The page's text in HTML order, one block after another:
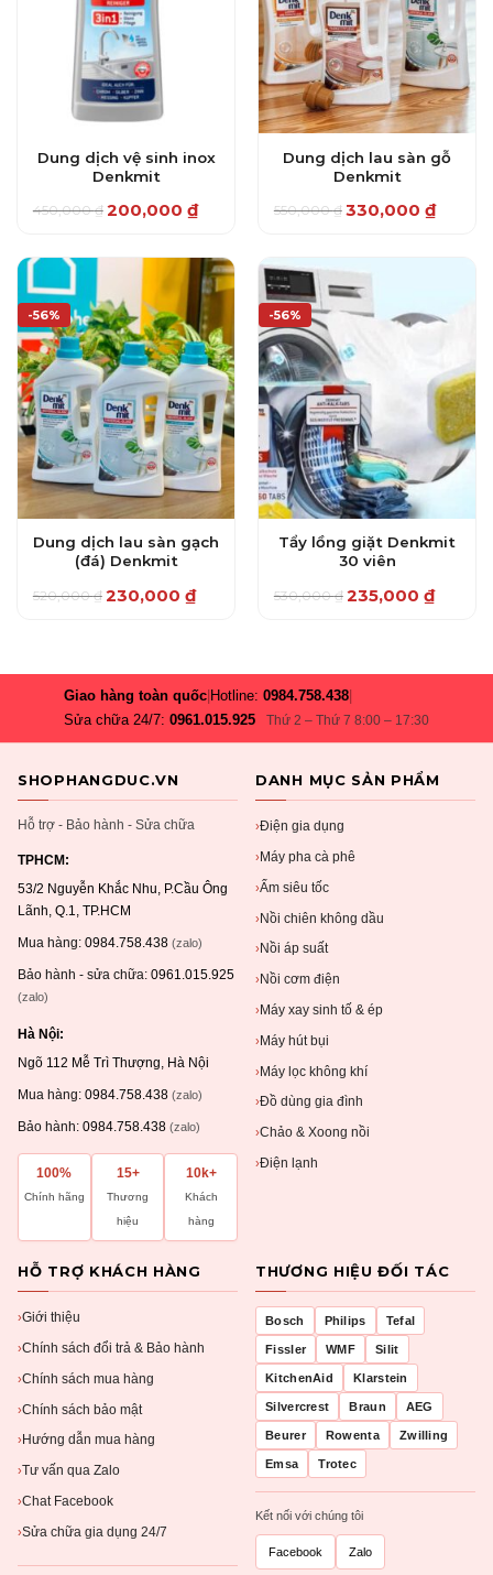
Dung dịch vệ sinh inox
Denkmit
450,000₫
Giá
450,000 ₫.
200,000₫
Giá
là:
200,000 ₫.
Dung dịch lau sàn gỗ
Denkmit
550,000₫
Giá
550,000 ₫.
330,000₫
Giá
330,000 ₫.
-56%
Dung dịch lau sàn gạch
(đá) Denkmit
520,000₫
Giá
230,000₫
Giá
-56%
Tẩy lồng giặt Denkmit
30 viên
530,000₫
Giá
235,000₫
Giá
Giao hàng toàn quốc Hotline:0984.758.438
Sửa chữa 24/7:0961.015.925 Thứ 2 – Thứ 7 8:00 – 17:30
SHOPHANGDUC.VN
Hỗ trợ - Bảo hành - Sửa chữa
TPHCM:
53/2 Nguyễn Khắc Nhu, P.Cầu Ông
Lãnh, Q.1, TP.HCM
Mua hàng: 0984.758.438 (zalo)
Bảo hành - sửa chữa: 0961.015.925
(zalo)
Hà Nội:
Ngõ 112 Mễ Trì Thượng, Hà Nội
Mua hàng: 0984.758.438 (zalo)
Bảo hành: 0984.758.438 (zalo)
100%
Chính hãng
15+
Thương
hiệu
10k+
Khách
hàng
DANH MỤC SẢN PHẨM
›Điện gia dụng
› Máy pha cà phê
›Ấm siêu tốc
›Nồi chiên không dầu
› Nồi áp suất
› Nồi cơm điện
› Máy xay sinh tố & ép
›Máy hút bụi
›Máy lọc không khí
›Đồ dùng gia đình
›Chảo & Xoong nồi
›Điện lạnh
HỖ TRỢ KHÁCH HÀNG
›Giới thiệu
›Chính sách đổi trả & Bảo hành
›Chính sách mua hàng
›Chính sách bảo mật
› Hướng dẫn mua hàng
›Tư vấn qua Zalo
›Chat Facebook
›Sửa chữa gia dụng 24/7
THƯƠNG HIỆU ĐỐI TÁC
Bosch Philips Tefal
Fissler WMF Silit
KitchenAid Klarstein
Silvercrest Braun AEG
Beurer Rowenta Zwilling
Emsa Trotec
Kết nối với chúng tôi
Facebook Zalo